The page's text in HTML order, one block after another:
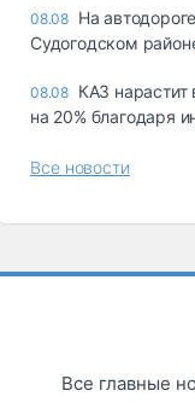
08.08 На
Судогодском
08.08 КАЗ нарастит
на 20% благодаря
Все новости
Все главные